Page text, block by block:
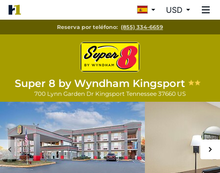
USD
Reserva por teléfono: (855) 334-6659
Super 8 by Wyndham Kingsport
700 Lynn Garden Dr Kingsport Tennessee 37660 US